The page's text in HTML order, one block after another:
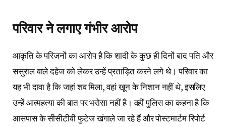
परिवार ने लगाए गंभीर आरोप
आकृति के परिजनों का आरोप है कि शादी के कुछ ही दिनों बाद पति और
ससुराल वाले दहेज को लेकर उन्हें प्रताड़ित करने लगे थे। परिवार का
यह भी दावा है कि जहां शव मिला, वहां खून के निशान नहीं थे, इसलिए
उन्हें आत्महत्या की बात पर भरोसा नहीं है। वहीं पुलिस का कहना है कि
आसपास के सीसीटीवी फुटेज खंगाले जा रहे हैं और पोस्टमार्टम रिपोर्ट